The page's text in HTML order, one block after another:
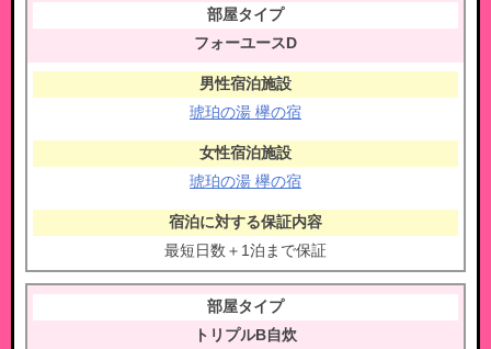
フォーユースD
琥珀の湯 欅の宿
琥珀の湯 欅の宿
最短日数＋1泊まで保証
トリプルB自炊